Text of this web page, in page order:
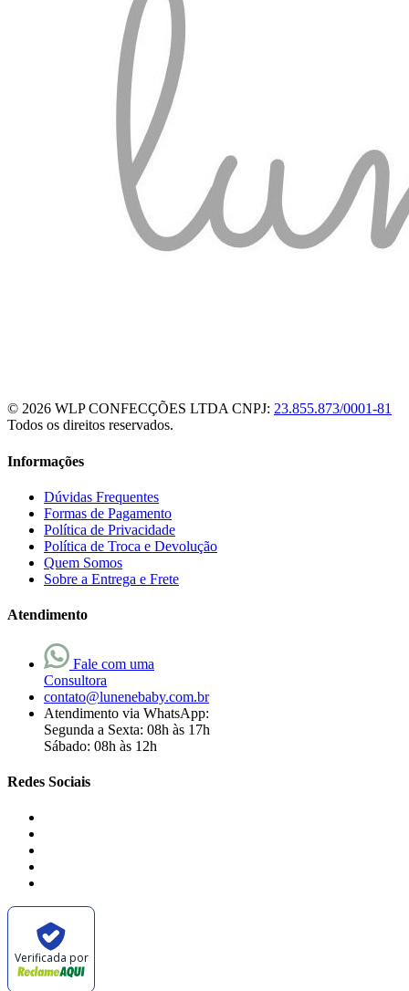
© 2026 WLP CONFECÇÕES LTDACNPJ: 23.855.873/0001-81
Todos os direitos reservados.
Informações
Dúvidas Frequentes
Formas de Pagamento
Política de Privacidade
Política de Troca e Devolução
Quem Somos
Sobre a Entrega e Frete
Atendimento
Fale com uma
Consultora
contato@lunenebaby.com.br
Atendimento via WhatsApp:
Segunda a Sexta: 08h às 17h
Sábado: 08h às 12h
Redes Sociais
Verificada por